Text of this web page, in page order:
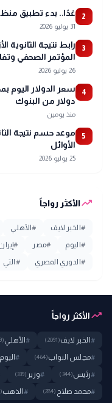
2 غدًا.. بدء تطبيق
31 يوليو 2026
3
المؤتمر الصحفي
26 يوليو 2026
4
دولار من البنوك
منذ يومين
5
الأوائل
25 يوليو 2026
trending_upالأكثر رواجاً
# الخبر لايف #الأهلي
# اليوم #مصر #إيران
# الدوري المصري # التي
trending_upالأكثر رواجاً
# الخبر لايف(2091)
#الأهلي(839)
#مجلس النواب(464)
#اليوم
#رئيس(344)
#وزير (339)
#محمد صلاح (284)
# الذهب(282)